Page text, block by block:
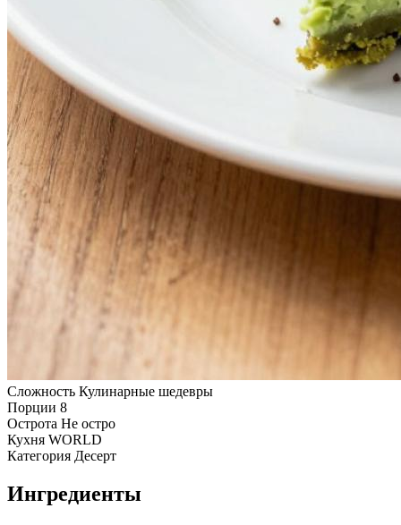
Сложность Кулинарные шедевры
Порции 8
Острота Не остро
Кухня WORLD
Категория Десерт
Ингредиенты